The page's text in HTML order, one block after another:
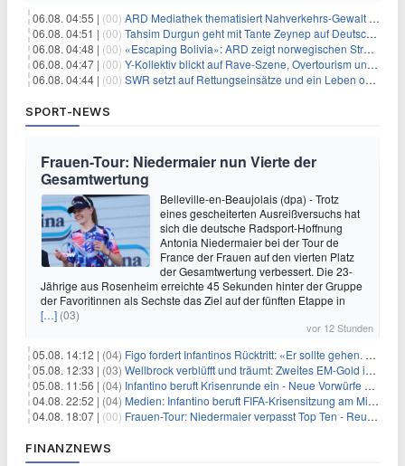
06.08. 04:55 | (00) ARD Mediathek thematisiert Nahverkehrs-Gewalt und Soldatinnen
06.08. 04:51 | (00) Tahsim Durgun geht mit Tante Zeynep auf Deutschlandreise
06.08. 04:48 | (00) «Escaping Bolivia»: ARD zeigt norwegischen Streaminghit
06.08. 04:47 | (00) Y-Kollektiv blickt auf Rave-Szene, Overtourism und Pokémon-Kult
06.08. 04:44 | (00) SWR setzt auf Rettungseinsätze und ein Leben ohne Smartphone
SPORT-NEWS
Frauen-Tour: Niedermaier nun Vierte der
Gesamtwertung
Belleville-en-Beaujolais (dpa) - Trotz
eines gescheiterten Ausreißversuchs hat
sich die deutsche Radsport-Hoffnung
Antonia Niedermaier bei der Tour de
France der Frauen auf den vierten Platz
der Gesamtwertung verbessert. Die 23-
Jährige aus Rosenheim erreichte 45 Sekunden hinter der Gruppe
der Favoritinnen als Sechste das Ziel auf der fünften Etappe in
[…] (03)
vor 12 Stunden
05.08. 14:12 | (04) Figo fordert Infantinos Rücktritt: «Er sollte gehen. Jetzt»
05.08. 12:33 | (03) Wellbrock verblüfft und träumt: Zweites EM-Gold in Paris
05.08. 11:56 | (04) Infantino beruft Krisenrunde ein - Neue Vorwürfe gegen FIFA
04.08. 22:52 | (04) Medien: Infantino beruft FIFA-Krisensitzung am Mittwoch ein
04.08. 18:07 | (00) Frauen-Tour: Niedermaier verpasst Top Ten - Reusser siegt
FINANZNEWS